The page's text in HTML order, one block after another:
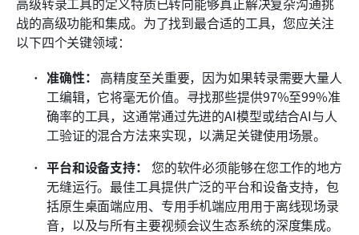
战的高级功能和集成。为了找到最合适的工具，您应关注
以下四个关键领域：
准确性： 高精度至关重要，因为如果转录需要大量人
工编辑，它将毫无价值。寻找那些提供97%至99%准
确率的工具，这通常通过先进的AI模型或结合AI与人
工验证的混合方法来实现，以满足关键使用场景。
平台和设备支持： 您的软件必须能够在您工作的地方
无缝运行。最佳工具提供广泛的平台和设备支持，包
括原生桌面端应用、专用手机端应用用于离线现场录
音，以及与所有主要视频会议生态系统的深度集成。